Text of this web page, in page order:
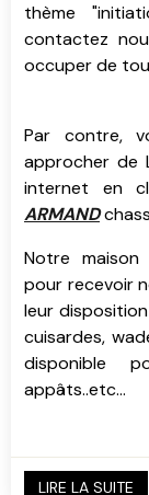
thème
contactez
occuper de
Par contre,
approcher de
internet en
ARMAND
Notre
pour recevoir
leur
cuisardes,
disponible
appâts..etc...
LIRE LA SUITE